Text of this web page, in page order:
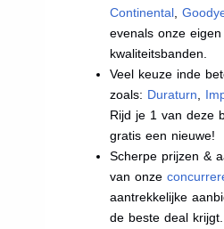
Continental ,
evenals onze
kwaliteitsbanden.
Veel keuze inde
zoals: Duraturn
Rijd je 1 van deze
gratis een nieuwe!
Scherpe prijzen &
van onze
aantrekkelijke
de beste deal krijgt.